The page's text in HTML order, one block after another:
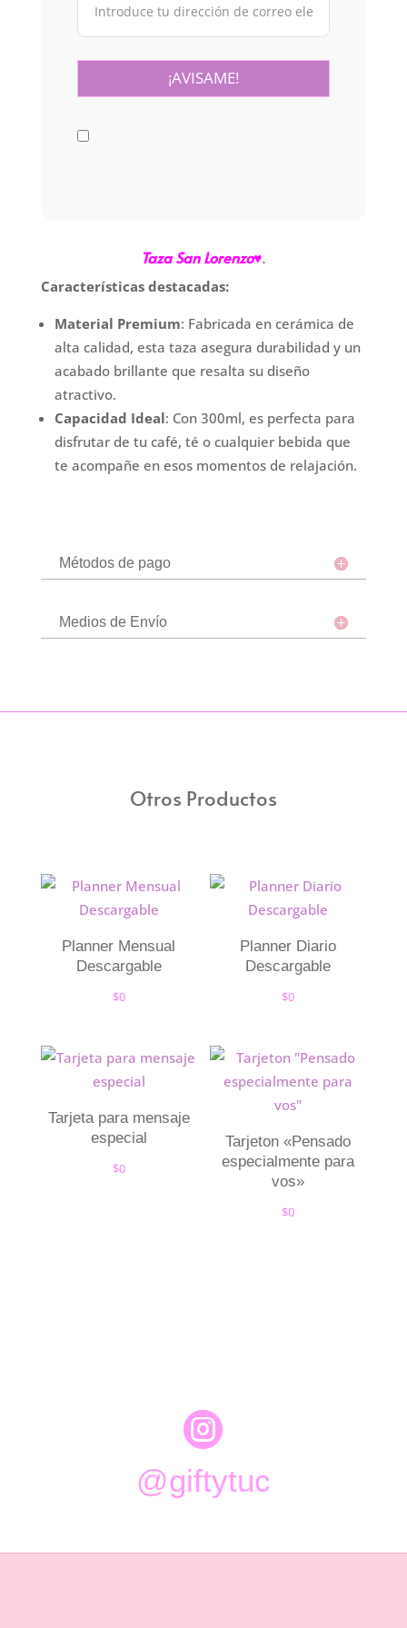
Taza San Lorenzo♥.
Características destacadas:
Material Premium: Fabricada en cerámica de
alta calidad, esta taza asegura durabilidad y un
acabado brillante que resalta su diseño
atractivo.
Capacidad Ideal: Con 300ml, es perfecta para
disfrutar de tu café, té o cualquier bebida que
te acompañe en esos momentos de relajación.
Métodos de pago
Medios de Envío
Otros Productos
Planner Mensual
Descargable
$0
Planner Diario
Descargable
$0
Tarjeta para mensaje
especial
$0
Tarjeton «Pensado
especialmente para
vos»
$0

@giftytuc